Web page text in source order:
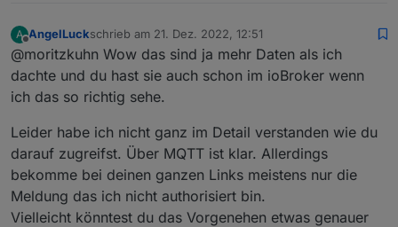
A
Offline
AngelLuckschrieb am 21. Dez. 2022, 12:51
zuletzt editiert von
@moritzkuhn Wow das sind ja mehr Daten als ich
dachte und du hast sie auch schon im ioBroker wenn
ich das so richtig sehe.
Leider habe ich nicht ganz im Detail verstanden wie du
darauf zugreifst. Über MQTT ist klar. Allerdings
bekomme bei deinen ganzen Links meistens nur die
Meldung das ich nicht authorisiert bin.
Vielleicht könntest du das Vorgenehen etwas genauer